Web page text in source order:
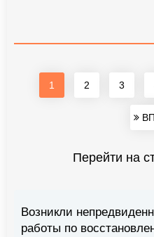
1 2 3
Перейти на
Возникли
работы по